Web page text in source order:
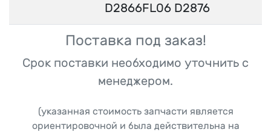
D2866FL06 D2876
Поставка под заказ!
Срок поставки необходимо уточнить с
менеджером.
(указанная стоимость запчасти является
ориентировочной и была действительна на